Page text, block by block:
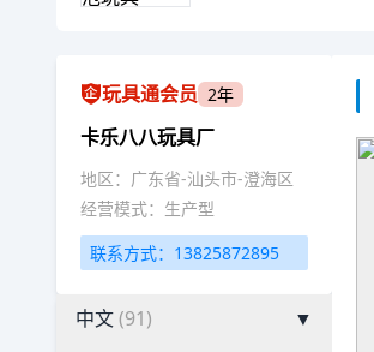
玩具通会员 2年
卡乐八八玩具厂
地区：广东省-汕头市-澄海区
经营模式：生产型
联系方式：13825872895
中文(91)
▼